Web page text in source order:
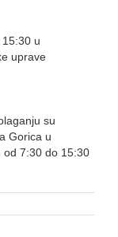
u
uprave
su
Gorica u
od 7:30 do 15:30